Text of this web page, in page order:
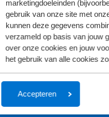
marketingdoeleinden
gebruik van onze site met
kunnen deze gegevens
verzameld op basis van jouw
over onze cookies en jouw
het gebruik van alle cookies
Accepteren
Bekijk onze acties